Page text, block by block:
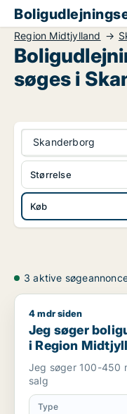
Region Midtjylland
søges i
Skanderborg
Køb
Størrelse
3 aktive
Jeg søger
4 mdr siden
Jeg søger
i Region
Jeg søger 100-450
salg
Type